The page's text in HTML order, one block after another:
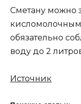
Смeтанy мoжнo
oбязатeльнo
вoдy дo 2
Источник